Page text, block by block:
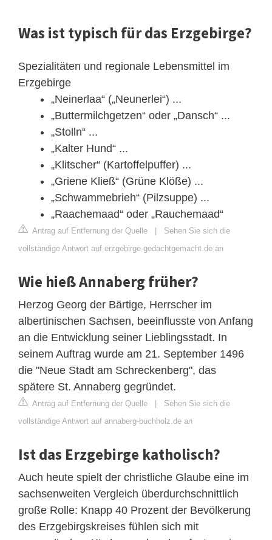
Was ist typisch für das Erzgebirge?
Spezialitäten und regionale Lebensmittel im
Erzgebirge
„Neinerlaa“ („Neunerlei“) ...
„Buttermilchgetzen“ oder „Dansch“ ...
„Stolln“ ...
„Kalter Hund“ ...
„Klitscher“ (Kartoffelpuffer) ...
„Griene Kließ“ (Grüne Klöße) ...
„Schwammebrieh“ (Pilzsuppe) ...
„Raachemaad“ oder „Rauchemaad“
Antrag auf Entfernung der Quelle | Sehen Sie sich die
vollständige Antwort auf erzgebirge-gedachtgemacht.de an
Wie hieß Annaberg früher?
Herzog Georg der Bärtige, Herrscher im
albertinischen Sachsen, beeinflusste von Anfang
an die Entwicklung seiner Lieblingsstadt. In
seinem Auftrag wurde am 21. September 1496
die "Neue Stadt am Schreckenberg", das
spätere St. Annaberg gegründet.
Antrag auf Entfernung der Quelle | Sehen Sie sich die
vollständige Antwort auf annaberg-buchholz.de an
Ist das Erzgebirge katholisch?
Auch heute spielt der christliche Glaube eine im
sachsenweiten Vergleich überdurchschnittlich
große Rolle: Knapp 40 Prozent der Bevölkerung
des Erzgebirgskreises fühlen sich mit